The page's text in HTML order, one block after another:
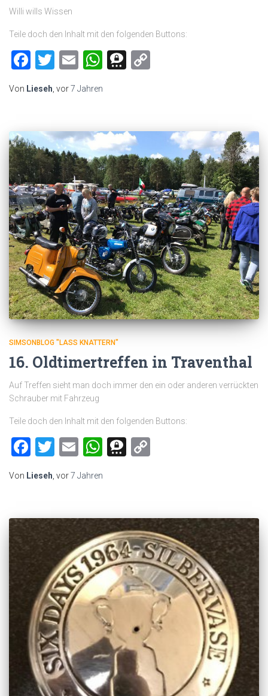
Willi wills Wissen
Teile doch den Inhalt mit den folgenden Buttons:
Facebook
Twitter
EmailWhatsApp
Threema
Von Lieseh , vor7 Jahren
SIMSONBLOG "LASS KNATTERN"
16. Oldtimertreffen in Traventhal
Auf Treffen sieht man doch immer den ein oder anderen verrückten
Schrauber mit Fahrzeug
Teile doch den Inhalt mit den folgenden Buttons:
Facebook
Twitter
EmailWhatsApp
Threema
Von Lieseh , vor7 Jahren